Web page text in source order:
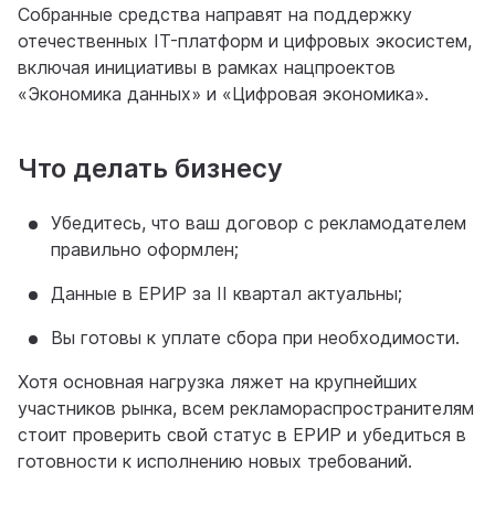
Собранные средства направят на поддержку
отечественных IT-платформ и цифровых экосистем,
включая инициативы в рамках нацпроектов
«Экономика данных» и «Цифровая экономика».
Что делать бизнесу
Убедитесь, что ваш договор с рекламодателем
правильно оформлен;
Данные в ЕРИР за II квартал актуальны;
Вы готовы к уплате сбора при необходимости.
Хотя основная нагрузка ляжет на крупнейших
участников рынка, всем рекламораспространителям
стоит проверить свой статус в ЕРИР и убедиться в
готовности к исполнению новых требований.